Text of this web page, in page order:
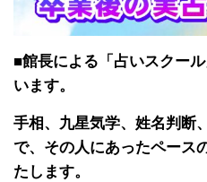
■館長による「占いスクー
います。
手相、九星気学、姓名判断
で、その人にあったペース
たします。